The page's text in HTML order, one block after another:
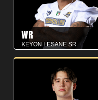
WR
KEYON LESANE SR